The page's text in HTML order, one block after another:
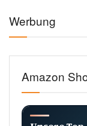
Werbung
Amazon